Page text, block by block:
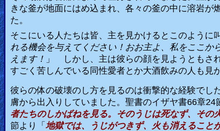
Documentaries
Islam
Other
きな釜が地面にはめ込まれ、各々の釜の中に溶岩
た。
そこにいる人たちは皆、主を見かけるとこのように
れる機会を与えてください！おお主よ、私をここ
えます！ 」
しかし、主は彼らの顔を見ようとも
すごく苦しんでいる同性愛者とか大酒飲みの人も
彼らの体の破壊のし方を見るのは衝撃的な経験で
膚から出入りしていました。聖書のイザヤ書66章24
者たちのしかばねを見る。そのうじは死なず、そ
節より「 地獄では、うじがつきず、火も消えること